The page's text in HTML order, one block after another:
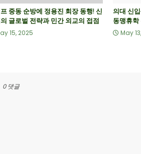
중동 순방에 정용진 회장 동행! 신
글로벌 전략과 민간 외교의 접점
15, 2025
의대 신
동맹휴학
May
0 댓글